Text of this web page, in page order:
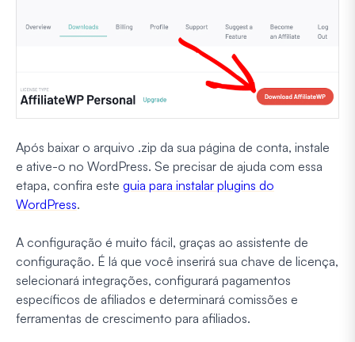
Após baixar o arquivo .zip da sua página de conta, instale
e ative-o no WordPress. Se precisar de ajuda com essa
etapa, confira este guia para instalar plugins do
WordPress.
A configuração é muito fácil, graças ao assistente de
configuração. É lá que você inserirá sua chave de licença,
selecionará integrações, configurará pagamentos
específicos de afiliados e determinará comissões e
ferramentas de crescimento para afiliados.